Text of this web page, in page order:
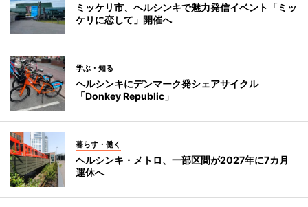
ミッケリ市、ヘルシンキで魅力発信イベント「ミッ
ケリに恋して」開催へ
学ぶ・知る
ヘルシンキにデンマーク発シェアサイクル
「Donkey Republic」
暮らす・働く
ヘルシンキ・メトロ、一部区間が2027年に7カ月
運休へ